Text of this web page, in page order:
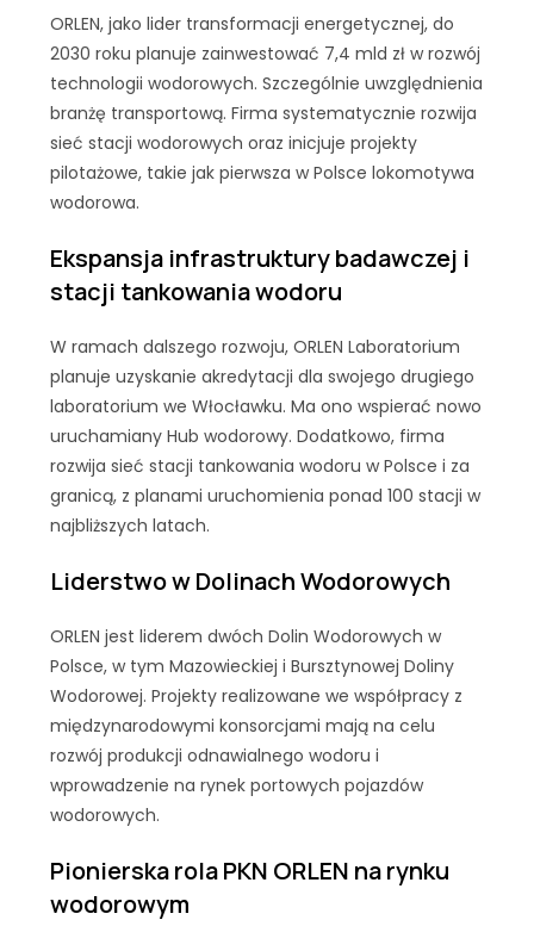
ORLEN, jako lider transformacji energetycznej, do
2030 roku planuje zainwestować 7,4 mld zł w rozwój
technologii wodorowych. Szczególnie uwzględnienia
branżę transportową. Firma systematycznie rozwija
sieć stacji wodorowych oraz inicjuje projekty
pilotażowe, takie jak pierwsza w Polsce lokomotywa
wodorowa.
Ekspansja infrastruktury badawczej i
stacji tankowania wodoru
W ramach dalszego rozwoju, ORLEN Laboratorium
planuje uzyskanie akredytacji dla swojego drugiego
laboratorium we Włocławku. Ma ono wspierać nowo
uruchamiany Hub wodorowy. Dodatkowo, firma
rozwija sieć stacji tankowania wodoru w Polsce i za
granicą, z planami uruchomienia ponad 100 stacji w
najbliższych latach.
Liderstwo w Dolinach Wodorowych
ORLEN jest liderem dwóch Dolin Wodorowych w
Polsce, w tym Mazowieckiej i Bursztynowej Doliny
Wodorowej. Projekty realizowane we współpracy z
międzynarodowymi konsorcjami mają na celu
rozwój produkcji odnawialnego wodoru i
wprowadzenie na rynek portowych pojazdów
wodorowych.
Pionierska rola PKN ORLEN na rynku
wodorowym